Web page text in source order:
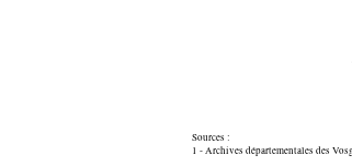
Sources :
1 - Archives départementales des